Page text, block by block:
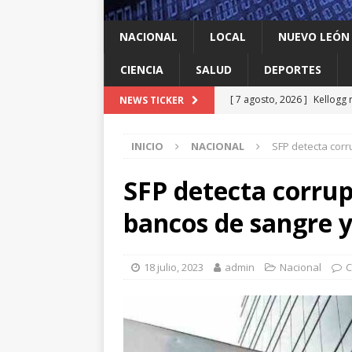
NACIONAL LOCAL NUEVO LEÓN
CIENCIA SALUD DEPORTES
NEWS TICKER [ 7 agosto, 2026 ] Kellogg
[ 7 agosto, 2026 ] Multan
infantil contra el gigante
NL
recomendación de la OMS
INICIO NACIONAL SFP detecta
SFP detecta
bancos de sangre
18 julio, 2023 admin Nacional